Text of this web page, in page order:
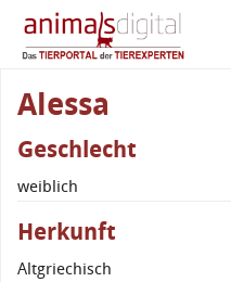
Alessa
Geschlecht
weiblich
Herkunft
Altgriechisch